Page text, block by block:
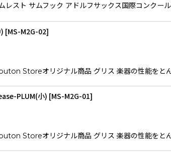
レスト サムフック アドルフサックス国際コンクー
[MS-M2G-02]
Storeオリジナル商品 グリス 楽器の性能をと
PLUM(小) [MS-M2G-01]
Storeオリジナル商品 グリス 楽器の性能をと